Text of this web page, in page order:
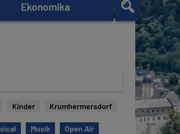
Ekonomika
Kinder Krumhermersdorf
Musik Open Air